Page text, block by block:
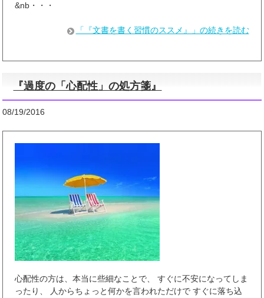
&nb・・・
「『文書を書く習慣のススメ』」の続きを読む
『過度の「心配性」の処方箋』
08/19/2016
心配性の方は、本当に些細なことで、 すぐに不安になってしま
ったり、 人からちょっと何かを言われただけで すぐに落ち込